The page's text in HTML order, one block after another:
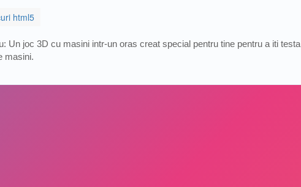
html5
Un joc 3D cu masini intr-un oras creat special pentru tine pentru a iti testa
masini.